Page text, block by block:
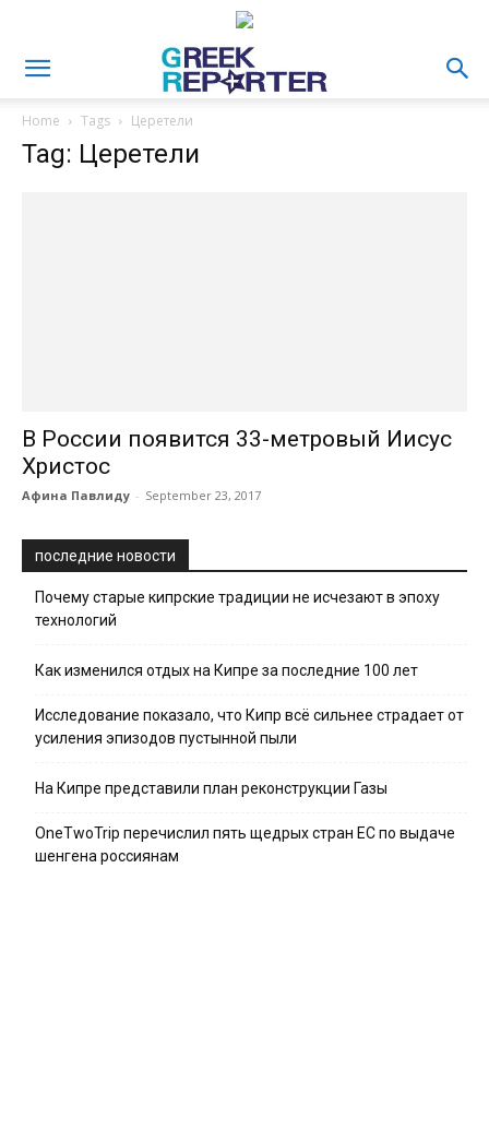
Home Tags Церетели
Tag: Церетели
В России появится 33-метровый Иисус
Христос
Афина Павлиду - September 23, 2017
последние новости
Почему старые кипрские традиции не исчезают в эпоху
технологий
Как изменился отдых на Кипре за последние 100 лет
Исследование показало, что Кипр всё сильнее страдает от
усиления эпизодов пустынной пыли
На Кипре представили план реконструкции Газы
OneTwoTrip перечислил пять щедрых стран ЕС по выдаче
шенгена россиянам